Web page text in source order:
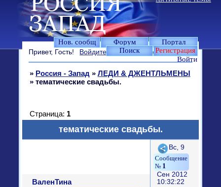
Нов. сообщ Форум
Портал
Поиск
Регистрация
Войти
Привет, Гость! Войдите илизарегистрируйтесь.
» Россия - Запад » ЛЕДИ & ДЖЕНТЛЬМЕНЫ
» тематические свадьбы.
тематические свадьбы.
Страница: 1
Поделиться
1
Вс, 9
Сен 2012
10:32:22
ВаленТина